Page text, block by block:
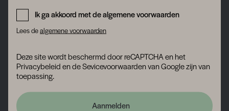
Form field 6a77654d5f0d2
Ik ga akkoord met de algemene voorwaarden
Lees de algemene voorwaarden
Deze site wordt beschermd door reCAPTCHA en het
Privacybeleid ende Sevicevoorwaardenvan Google zijn van
toepassing.
Aanmelden